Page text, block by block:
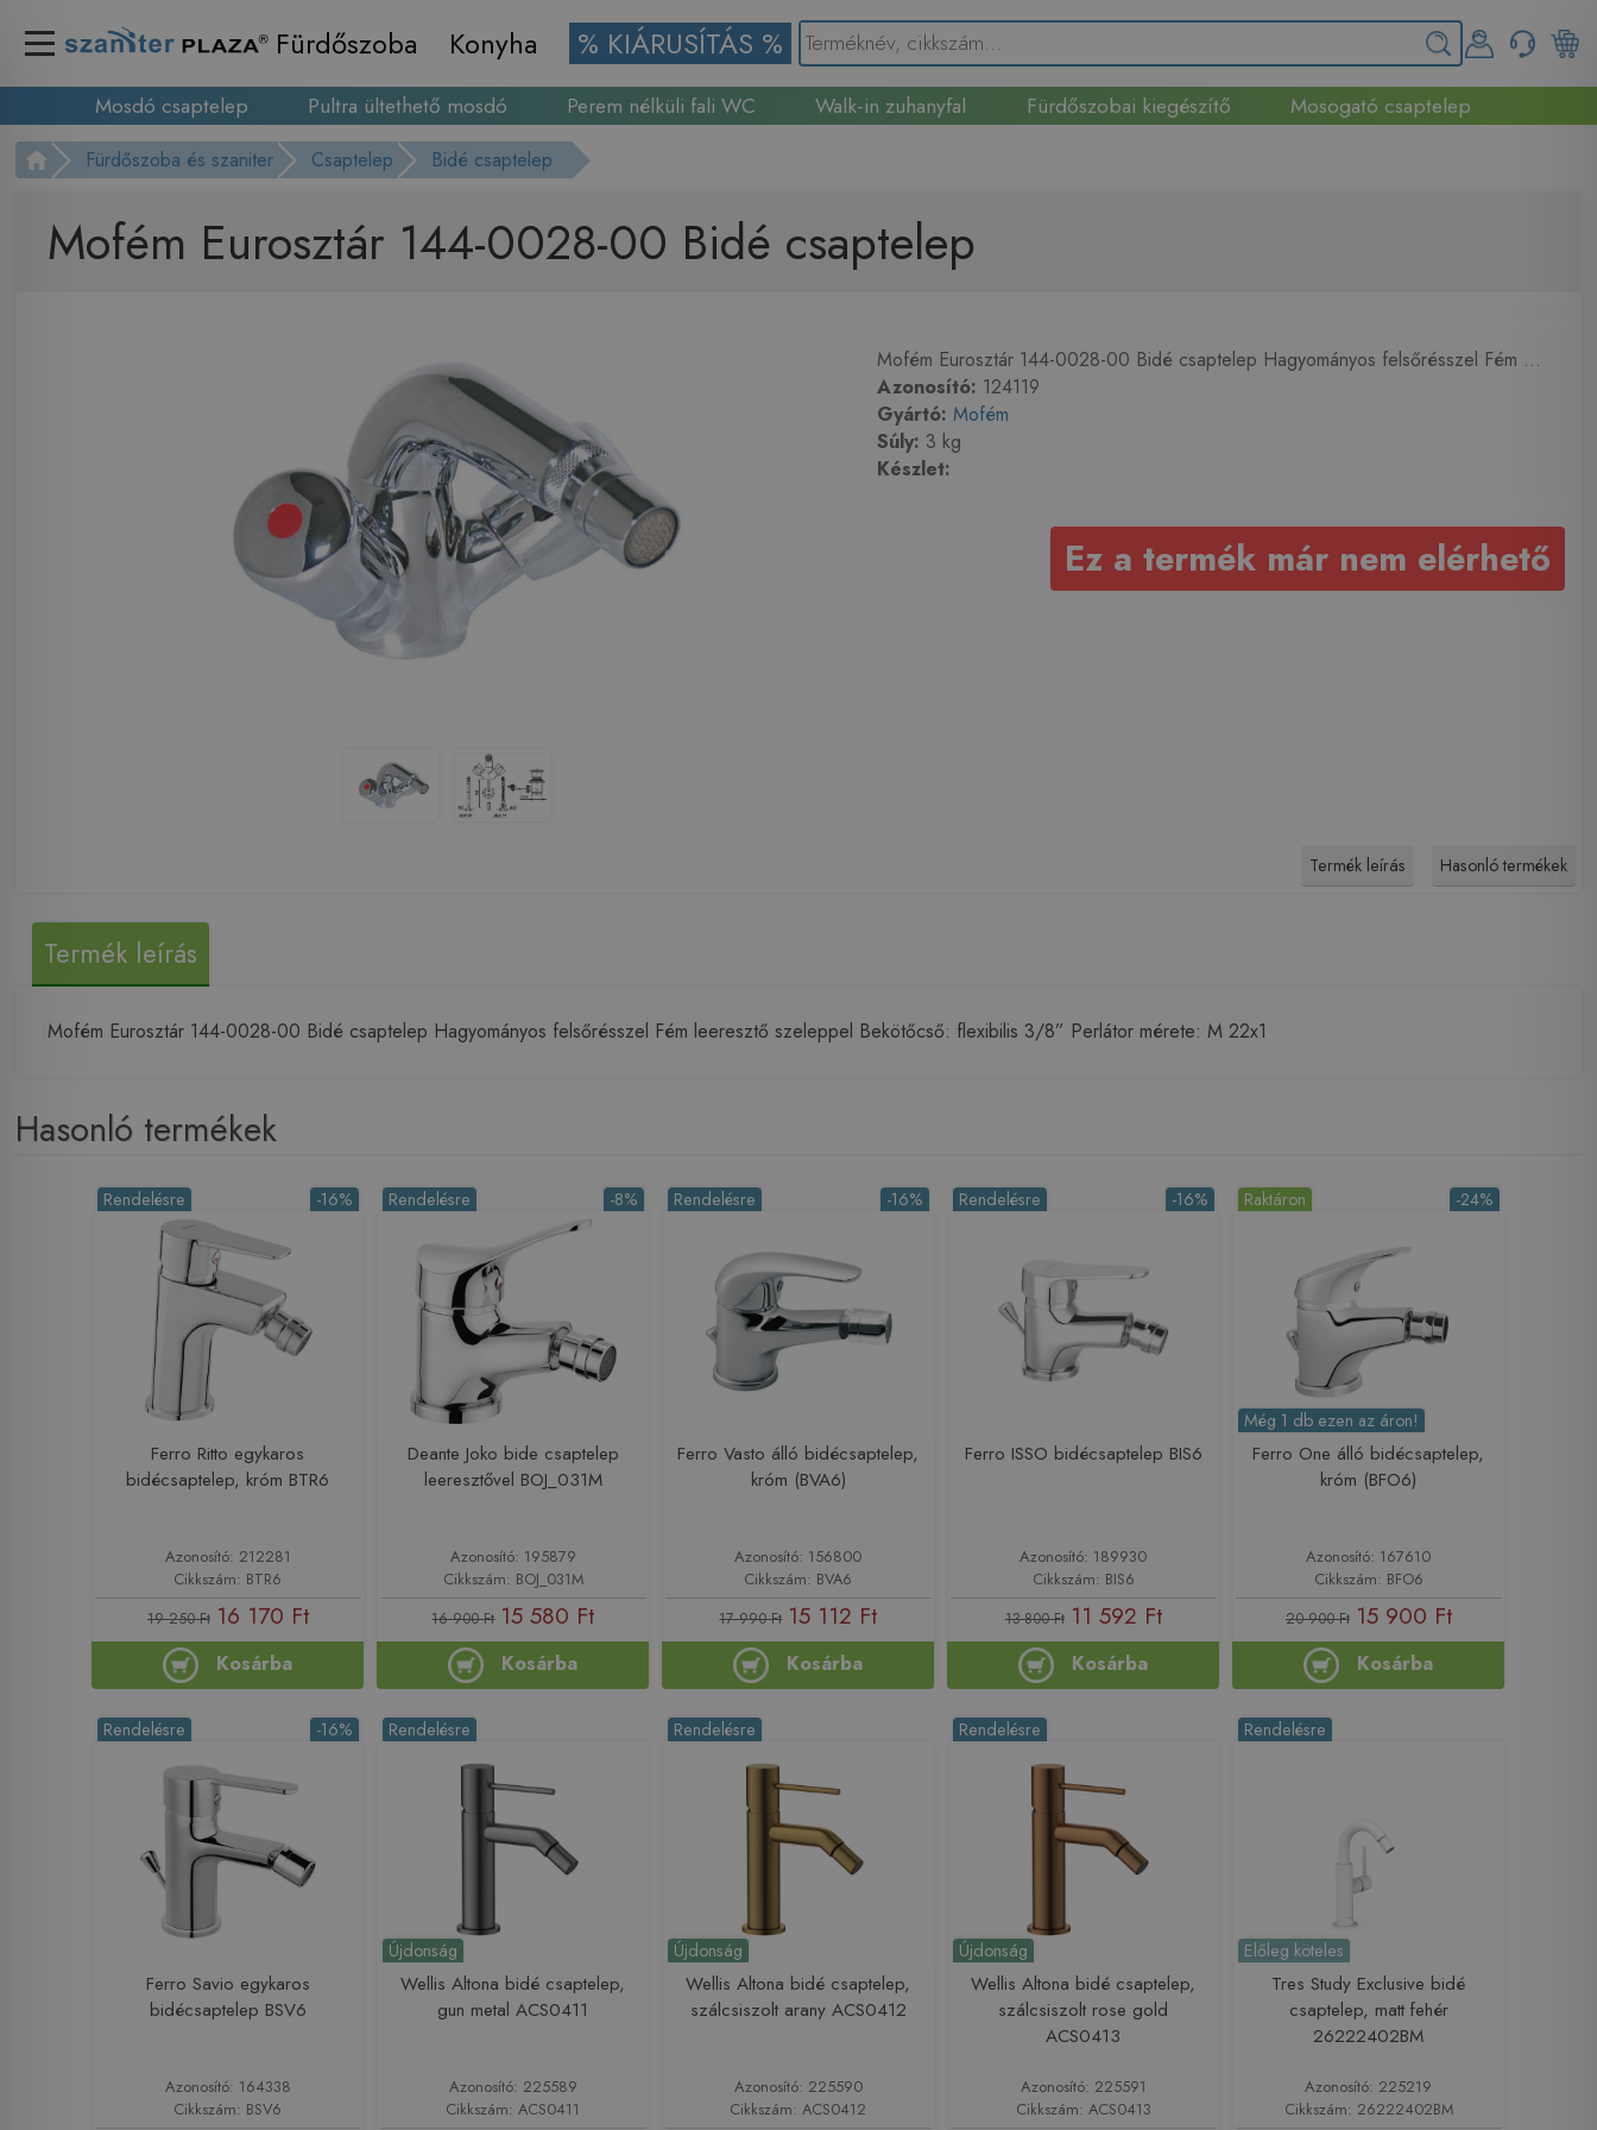
Fürdőszoba Konyha % KIÁRUSÍTÁS %
Mosdó csaptelep Pultra ültethető mosdó Perem nélküli fali WC Walk-in zuhanyfal Fürdőszobai kiegészítő
Mosogató csaptelep
Fürdőszoba és szaniter Csaptelep Bidé csaptelep
Mofém Eurosztár 144-0028-00 Bidé csaptelep
Mofém Eurosztár 144-0028-00 Bidé csaptelep Hagyományos felsőrésszel Fém ...
Azonosító: 124119
Gyártó: Mofém
Súly: 3 kg
Készlet:
Ez a termék már nem elérhető
Termék leírás Hasonló termékek
Termék leírás
Mofém Eurosztár 144-0028-00 Bidé csaptelep Hagyományos felsőrésszel Fém leeresztő szeleppel Bekötőcső: flexibilis 3/8” Perlátor mérete: M 22x1
Hasonló termékek
-16%
Rendelésre
Ferro Ritto egykaros
bidécsaptelep, króm BTR6
Azonosító: 212281
Cikkszám: BTR6
19 250 Ft 16 170 Ft
Kosárba
-8%
Rendelésre
Deante Joko bide csaptelep
leeresztővel BOJ_031M
Azonosító: 195879
Cikkszám: BOJ_031M
16 900 Ft 15 580 Ft
Kosárba
-16%
Rendelésre
Ferro Vasto álló bidécsaptelep,
króm (BVA6)
Azonosító: 156800
Cikkszám: BVA6
17 990 Ft 15 112 Ft
Kosárba
-16%
Rendelésre
Ferro ISSO bidécsaptelep BIS6
Azonosító: 189930
Cikkszám: BIS6
13 800 Ft 11 592 Ft
Kosárba
-24%
Raktáron
Még 1 db ezen az áron!
Ferro One álló bidécsaptelep,
króm (BFO6)
Azonosító: 167610
Cikkszám: BFO6
20 900 Ft 15 900 Ft
Kosárba
-16%
Rendelésre
Ferro Savio egykaros
bidécsaptelep BSV6
Azonosító: 164338
Cikkszám: BSV6
Újdonság
Rendelésre
Wellis Altona bidé csaptelep,
gun metal ACS0411
Azonosító: 225589
Cikkszám: ACS0411
Újdonság
Rendelésre
Wellis Altona bidé csaptelep,
szálcsiszolt arany ACS0412
Azonosító: 225590
Cikkszám: ACS0412
Újdonság
Rendelésre
Wellis Altona bidé csaptelep,
szálcsiszolt rose gold
ACS0413
Azonosító: 225591
Cikkszám: ACS0413
Rendelésre
Előleg köteles
Tres Study Exclusive bidé
csaptelep, matt fehér
26222402BM
Azonosító: 225219
Cikkszám: 26222402BM